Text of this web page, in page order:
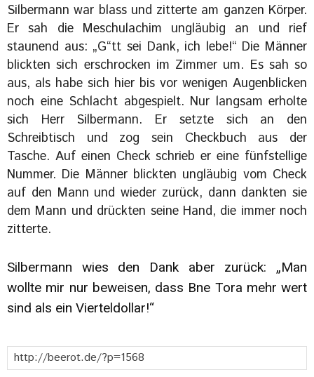
Silbermann war blass und zitterte am ganzen Körper.
Er sah die Meschulachim ungläubig an und rief
staunend aus: „G“tt sei Dank, ich lebe!“ Die Männer
blickten sich erschrocken im Zimmer um. Es sah so
aus, als habe sich hier bis vor wenigen Augenblicken
noch eine Schlacht abgespielt. Nur langsam erholte
sich Herr Silbermann. Er setzte sich an den
Schreibtisch und zog sein Checkbuch aus der
Tasche. Auf einen Check schrieb er eine fünfstellige
Nummer. Die Männer blickten ungläubig vom Check
auf den Mann und wieder zurück, dann dankten sie
dem Mann und drückten seine Hand, die immer noch
zitterte.
Silbermann wies den Dank aber zurück: „Man
wollte mir nur beweisen, dass Bne Tora mehr wert
sind als ein Vierteldollar!“